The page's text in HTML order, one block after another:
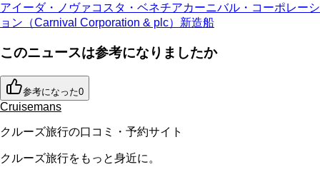
アイーダ・ノヴァコスタ・ベネチアカーニバル・コーポレーシ
ョン（Carnival Corporation & plc） 新造船
このニュースは参考になりましたか
参考になった0
Cruisemans
クルーズ旅行の口コミ・予約サイト
クルーズ旅行をもっと身近に。